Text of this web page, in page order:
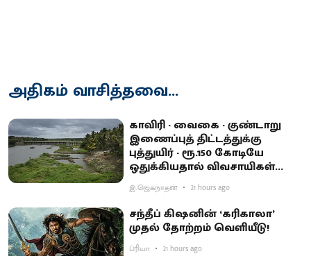
அதிகம் வாசித்தவை...
காவிரி - வைகை - குண்டாறு
இணைப்புத் திட்டத்துக்கு
புத்துயிர் - ரூ.150 கோடியே
ஒதுக்கியதால் விவசாயிகள்
ஏமாற்றம்
இ.ஜெகநாதன் 21 hours ago
சந்தீப் கிஷனின் ‘கரிகாலா’
முதல் தோற்றம் வெளியீடு!
ப்ரியா 21 hours ago